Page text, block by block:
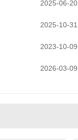
2025-06-20
2025-10-31
2023-10-09
2026-03-09